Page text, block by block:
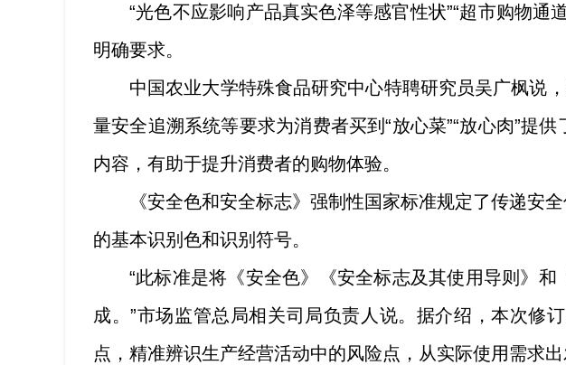
“光色不应影响产品真实色泽等感官性状”“超市购物
明确要求。
中国农业大学特殊食品研究中心特聘研究员吴广枫说
量安全追溯系统等要求为消费者买到“放心菜”“放心肉”提
内容，有助于提升消费者的购物体验。
《安全色和安全标志》强制性国家标准规定了传递安
的基本识别色和识别符号。
“此标准是将《安全色》《安全标志及其使用导则》
成。”市场监管总局相关司局负责人说。据介绍，本次修
点，精准辨识生产经营活动中的风险点，从实际使用需求